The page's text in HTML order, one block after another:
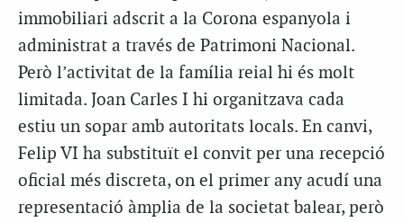
immobiliari adscrit a la Corona espanyola i
administrat a través de Patrimoni Nacional.
Però l’activitat de la família reial hi és molt
limitada. Joan Carles I hi organitzava cada
estiu un sopar amb autoritats locals. En canvi,
Felip VI ha substituït el convit per una recepció
oficial més discreta, on el primer any acudí una
representació àmplia de la societat balear, però